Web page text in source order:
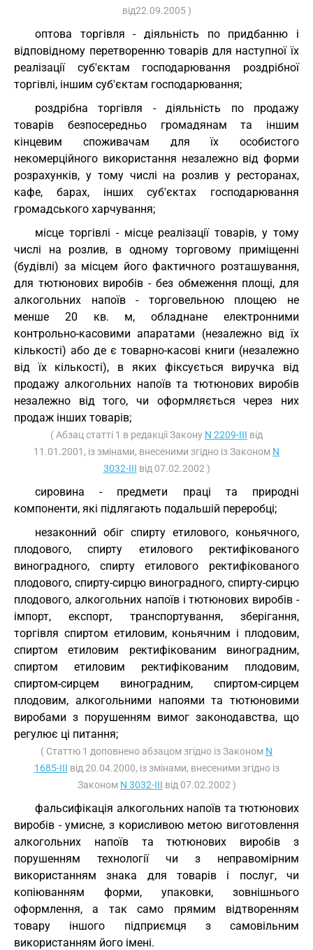
від22.09.2005 )
оптова торгівля - діяльність по придбанню і
відповідному перетворенню товарів для наступної їх
реалізації суб'єктам господарювання роздрібної
торгівлі, іншим суб'єктам господарювання;
роздрібна торгівля - діяльність по продажу
товарів безпосередньо громадянам та іншим
кінцевим споживачам для їх особистого
некомерційного використання незалежно від форми
розрахунків, у тому числі на розлив у ресторанах,
кафе, барах, інших суб'єктах господарювання
громадського харчування;
місце торгівлі - місце реалізації товарів, у тому
числі на розлив, в одному торговому приміщенні
(будівлі) за місцем його фактичного розташування,
для тютюнових виробів - без обмеження площі, для
алкогольних напоїв - торговельною площею не
менше 20 кв. м, обладнане електронними
контрольно-касовими апаратами (незалежно від їх
кількості) або де є товарно-касові книги (незалежно
від їх кількості), в яких фіксується виручка від
продажу алкогольних напоїв та тютюнових виробів
незалежно від того, чи оформляється через них
продаж інших товарів;
( Абзац статті 1 в редакції Закону N 2209-III від
11.01.2001, із змінами, внесеними згідно із Законом N
3032-III від 07.02.2002 )
сировина - предмети праці та природні
компоненти, які підлягають подальшій переробці;
незаконний обіг спирту етилового, коньячного,
плодового, спирту етилового ректифікованого
виноградного, спирту етилового ректифікованого
плодового, спирту-сирцю виноградного, спирту-сирцю
плодового, алкогольних напоїв і тютюнових виробів -
імпорт, експорт, транспортування, зберігання,
торгівля спиртом етиловим, коньячним і плодовим,
спиртом етиловим ректифікованим виноградним,
спиртом етиловим ректифікованим плодовим,
спиртом-сирцем виноградним, спиртом-сирцем
плодовим, алкогольними напоями та тютюновими
виробами з порушенням вимог законодавства, що
регулює ці питання;
( Статтю 1 доповнено абзацом згідно із Законом N
1685-III від 20.04.2000, із змінами, внесеними згідно із
Законом N 3032-III від 07.02.2002 )
фальсифікація алкогольних напоїв та тютюнових
виробів - умисне, з корисливою метою виготовлення
алкогольних напоїв та тютюнових виробів з
порушенням технології чи з неправомірним
використанням знака для товарів і послуг, чи
копіюванням форми, упаковки, зовнішнього
оформлення, а так само прямим відтворенням
товару іншого підприємця з самовільним
використанням його імені.